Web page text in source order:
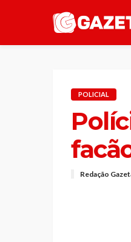
POLICIAL
Redação